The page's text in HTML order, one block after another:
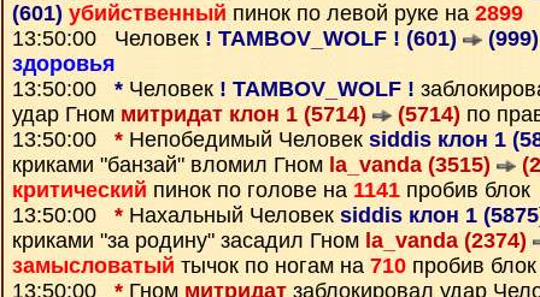
(601) убийственный пинок по левой руке на 2899
13:50:00 Человек ! TAMBOV_WOLF ! (601) (999)
здоровья
13:50:00 * Человек ! TAMBOV_WOLF !
удар Гном митридат клон 1 (5714) (5714) по
13:50:00 * Непобедимый Человек siddis клон 1
криками "банзай" вломил Гном la_vanda (3515)
критический пинок по голове на 1141 пробив блок
13:50:00 * Нахальный Человек siddis клон 1
криками "за родину" засадил Гном la_vanda (2374)
замысловатый тычок по ногам на 710 пробив блок
13:50:00 * Гном митридат заблокировал удар